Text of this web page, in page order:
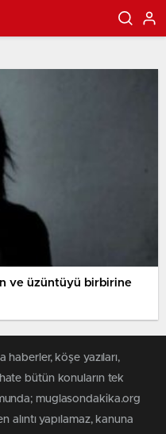
ve üzüntüyü birbirine
haberler, köşe yazıları,
bütün konuların tek
muglasondakika.org
yapılamaz, kanuna